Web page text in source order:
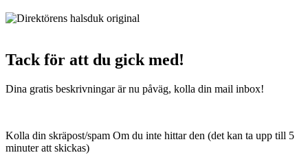
Tack för att du gick med!
Dina gratis beskrivningar är nu påväg, kolla din mail inbox!
Kolla din skräpost/spam Om du inte hittar den (det kan ta upp till 5
minuter att skickas)